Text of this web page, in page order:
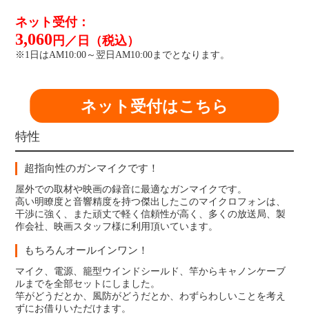
ネット受付：
3,060 円／日（税込）
※1日はAM10:00～翌日AM10:00までとなります。
ネット受付はこちら
特性
超指向性のガンマイクです！
屋外での取材や映画の録音に最適なガンマイクです。
高い明瞭度と音響精度を持つ傑出したこのマイクロフォンは、
干渉に強く、また頑丈で軽く信頼性が高く、多くの放送局、製
作会社、映画スタッフ様に利用頂いています。
もちろんオールインワン！
マイク、電源、籠型ウインドシールド、竿からキャノンケーブ
ルまでを全部セットにしました。
竿がどうだとか、風防がどうだとか、わずらわしいことを考え
ずにお借りいただけます。